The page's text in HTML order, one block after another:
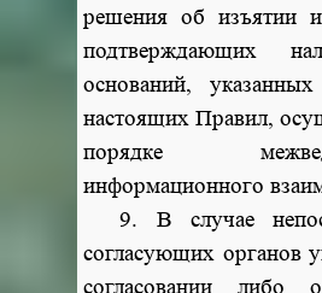
решения об изъятии
подтверждающих
оснований,
настоящих Правил,
порядке
информационного
9. В случае
согласующих органов
согласовании либо